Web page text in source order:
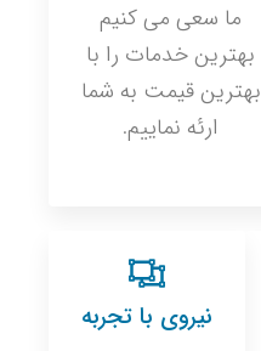
ما سعی می کنیم
بهترین خدمات را با
بهترین قیمت به شما
ارئه نماییم.
نیروی با تجربه